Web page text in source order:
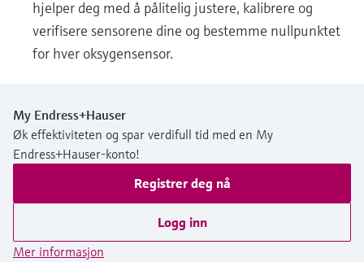
hjelper deg med å pålitelig justere, kalibrere og
verifisere sensorene dine og bestemme nullpunktet
for hver oksygensensor.
My Endress+Hauser
Øk effektiviteten og spar verdifull tid med en My
Endress+Hauser-konto!
Registrer deg nå
Logg inn
Mer informasjon